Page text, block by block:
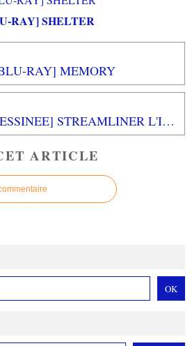
RAY] SHELTER
RAY] MEMORY
[REVUE BANDE DESSINEE] STREAMLINER L'INTEGRALE aux éditions RUE DE SEVRES
ARTICLE